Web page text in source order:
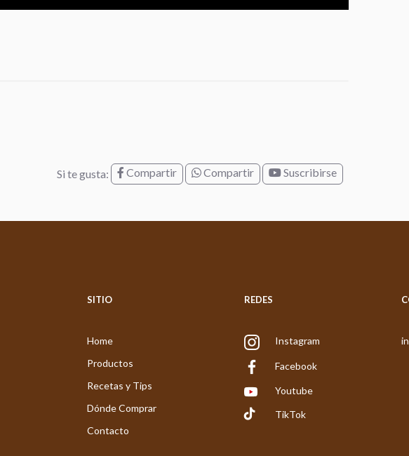
Si te gusta: Compartir Compartir Suscribirse
SITIO
Home
Productos
Recetas y Tips
Dónde Comprar
Contacto
REDES
Instagram
Facebook
Youtube
TikTok